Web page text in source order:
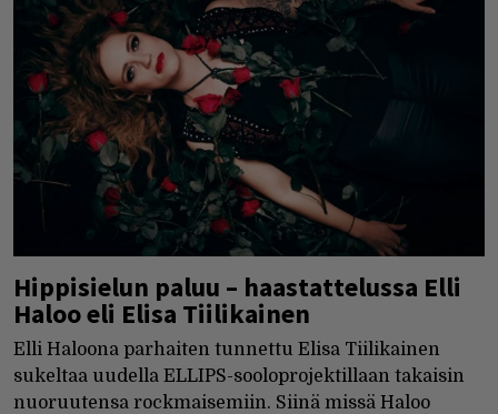
Hippisielun paluu – haastattelussa Elli
Haloo eli Elisa Tiilikainen
Elli Haloona parhaiten tunnettu Elisa Tiilikainen
sukeltaa uudella ELLIPS-sooloprojektillaan takaisin
nuoruutensa rockmaisemiin. Siinä missä Haloo